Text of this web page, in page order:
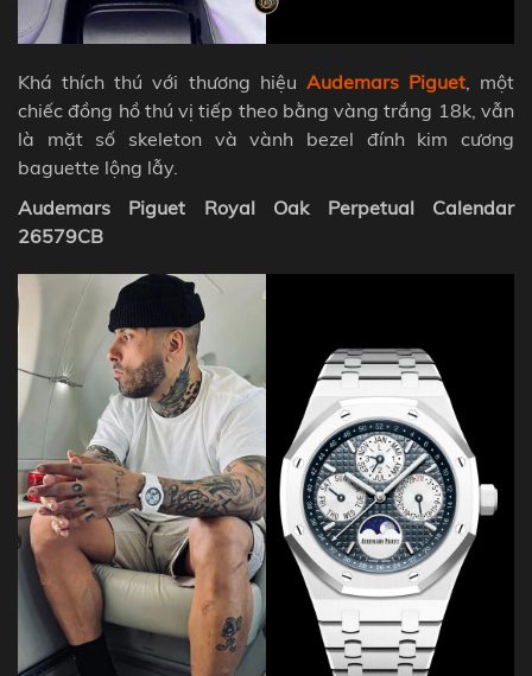
Khá thích thú với thương hiệu Audemars Piguet, một
chiếc đồng hồ thú vị tiếp theo bằng vàng trắng 18k, vẫn
là mặt số skeleton và vành bezel đính kim cương
baguette lộng lẫy.
Audemars Piguet Royal Oak Perpetual Calendar
26579CB